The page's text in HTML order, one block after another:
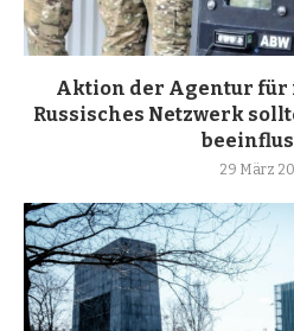
Aktion der Agentur
Russisches Netzwerk
29 März